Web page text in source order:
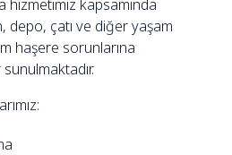
hizmetimiz kapsamında
depo, çatı ve diğer yaşam
haşere sorunlarına